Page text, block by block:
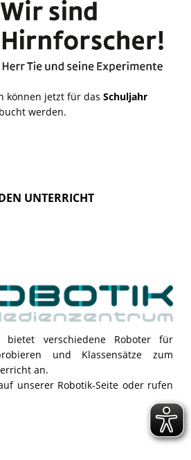
können jetzt für das Schuljahr
werden.
UNTERRICHT
bietet verschiedene Roboter für
und Klassensätze zum
an.
unserer Robotik-Seite oder rufen